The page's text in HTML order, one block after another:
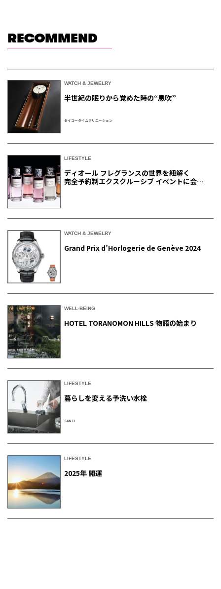
RECOMMEND
WATCH & JEWELRY
半世紀の眠りから覚めた時の“息吹”
セイコータイムクリエーション
LIFESTYLE
ディオール フレグランスの世界を紐解く
完全予約制エクスクルーシブ イベントに会員
WATCH & JEWELRY
Grand Prix d’Horlogerie de Genève 2024
WELL-BEING
HOTEL TORANOMON HILLS 物語の始まり
LIFESTYLE
暮らしを変える予洗い水栓
SANEI
LIFESTYLE
2025年 開運